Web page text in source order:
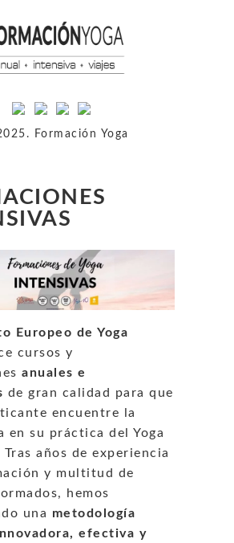
Formación Yoga
Europeo de Yoga
cursos y
anuales e
de gran calidad para que
encuentre la
en su práctica del Yoga
años de experiencia
y multitud de
hemos
una metodología
efectiva y